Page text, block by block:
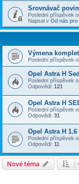
Srovnávač
Poslední příspěvek
Napsal v Od nás pro
Výmena
Poslední příspěvek
Opel Astra H
Poslední příspěvek
Odpovědi: 121
Opel Astra H
Poslední příspěvek
Odpovědi: 31
Opel Astra H 1.6
Poslední příspěvek
Odpovědi: 11
Nové téma